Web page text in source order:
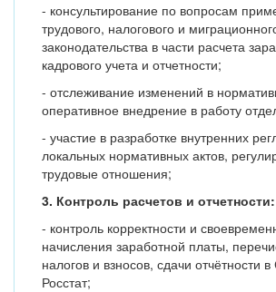
- консультирование по вопросам
трудового, налогового и
законодательства в части расчета
кадрового учета и отчетности;
- отслеживание изменений в
оперативное внедрение в работу
- участие в разработке внутренних
локальных нормативных актов,
трудовые отношения;
3. Контроль расчетов и отчетности:
- контроль корректности и
начисления заработной платы,
налогов и взносов, сдачи
Росстат;